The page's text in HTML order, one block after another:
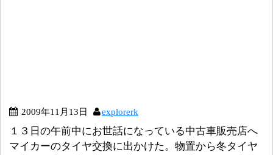
2009年11月13日 explorerk
１３日の午前中にお世話になっている中古車販売店へ
マイカーのタイヤ交換に出かけた。物置から冬タイヤ